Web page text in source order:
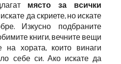
място за всички
да скриете, но искате
Изкусно подбраните
книги, вечните вещи
на хората, които винаги
себе си. Ако искате да